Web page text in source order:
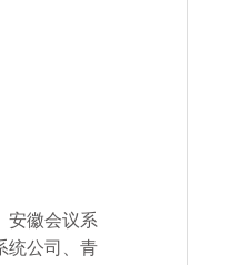
、安徽会议系
统公司
、青